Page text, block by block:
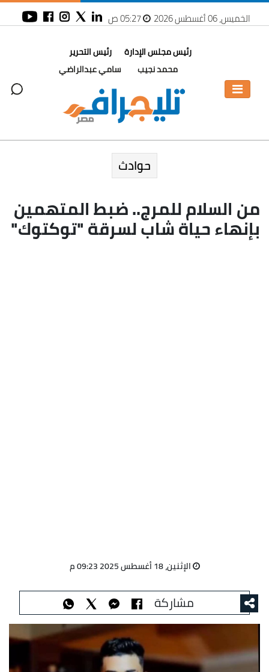
الخميس، 06 أغسطس 2026 05:27 ص
رئيس مجلس الإدارة
محمد نجيب
رئيس التحرير
سامي عبدالراضي
حوادث
من السلام للمرج.. ضبط المتهمين
بإنهاء حياة شاب لسرقة "توكتوك"
الإثنين، 18 أغسطس 2025 09:23 م
مشاركة